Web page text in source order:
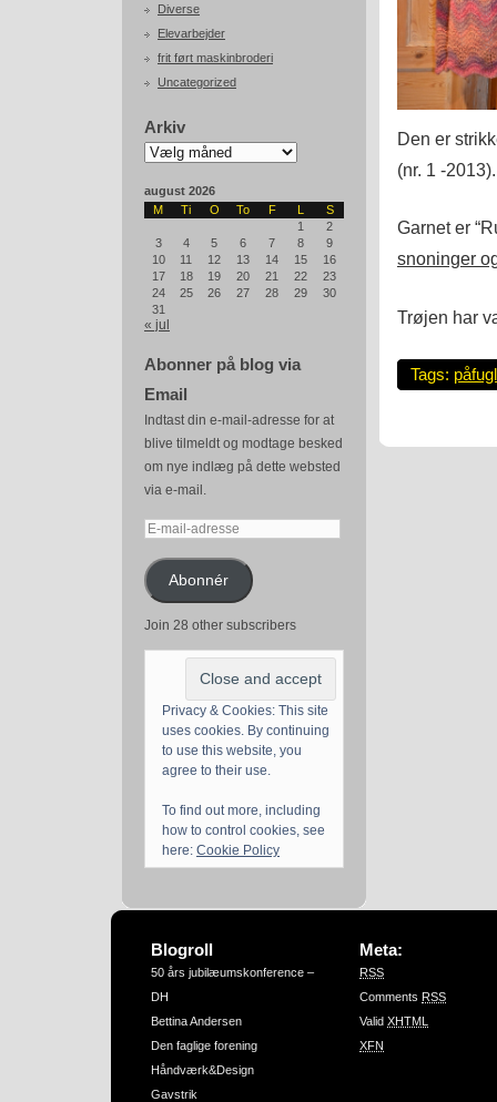
Diverse
Elevarbejder
frit ført maskinbroderi
Uncategorized
Arkiv
Arkiv
august 2026
M
Ti O To F L
S
1
2
3
4 5 6 7 8
9
10
11 12 13 14 15
16
17
18 19 20 21 22
23
24
25 26 27 28 29
30
31
« jul
Abonner på blog via
Email
Indtast din e-mail-adresse for at
blive tilmeldt og modtage besked
om nye indlæg på dette websted
via e-mail.
E-
adresseAbonnér
Join 28 other subscribers
Privacy & Cookies: This site
uses cookies. By continuing
to use this website, you
agree to their use.
To find out more, including
how to control cookies, see
here: Cookie Policy
Den er
(nr. 1 -2013).
Garnet er
snoninger
Trøjen har
Tags:
Blogroll
50 års jubilæumskonference –
DH
Bettina Andersen
Den faglige forening
Håndværk&Design
Gavstrik
Meta:
RSS
Comments RSS
Valid XHTML
XFN